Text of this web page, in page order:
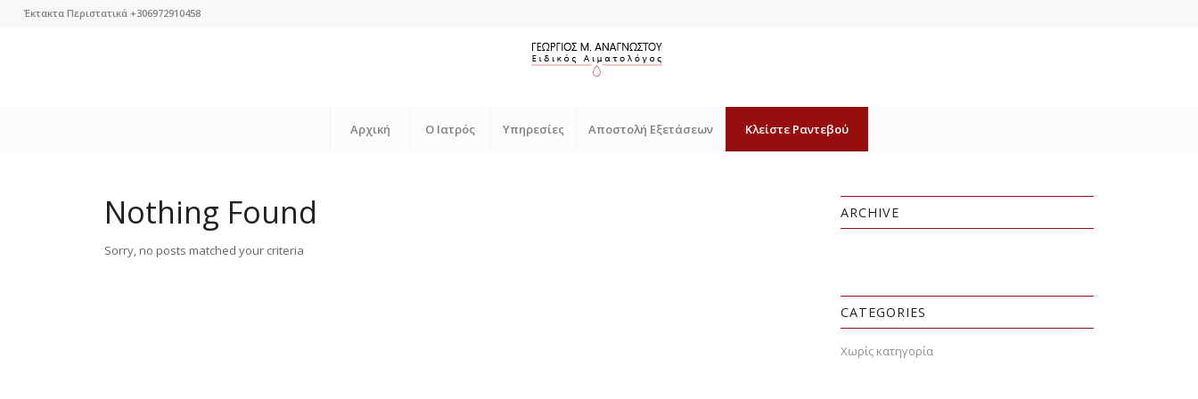
Έκτακτα Περιστατικά +306972910458
Αρχική Ο Ιατρός Υπηρεσίες Αποστολή Εξετάσεων Κλείστε Ραντεβού
Nothing Found
Sorry, no posts matched your criteria
ARCHIVE
CATEGORIES
Χωρίς κατηγορία